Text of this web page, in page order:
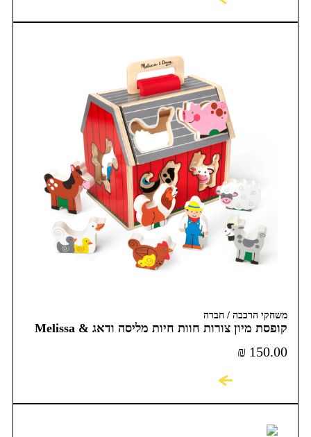
משחקי הרכבה / חברה
קופסת מיון צורות חוות חיות מליסה ודאג Melissa &
₪ 150.00